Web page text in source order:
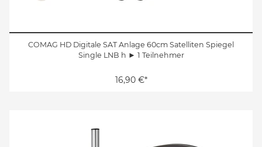
COMAG HD Digitale SAT Anlage 60cm Satelliten Spiegel
Single LNB h ► 1 Teilnehmer
16,90 €*